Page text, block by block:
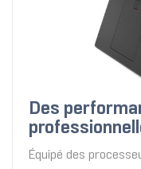
Des
Équipé des